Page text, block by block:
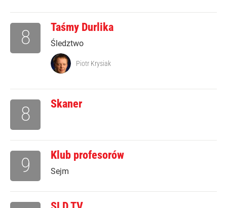
Taśmy Durlika
Śledztwo
8
Piotr Krysiak
Skaner
8
Klub profesorów
Sejm
9